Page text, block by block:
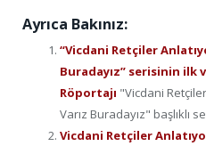
Ayrıca Bakınız:
“Vicdani Retçiler
Buradayız” serisinin ilk
Röportajı "Vicdani
Varız Buradayız" başlıklı
Vicdani Retçiler